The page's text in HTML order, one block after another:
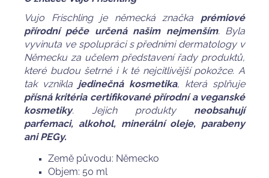
Vujo Frischling je německá značka prémiové
přírodní péče určená našim nejmenším. Byla
vyvinuta ve spolupráci s předními dermatology v
Německu za učelem představení řady produktů,
které budou šetrné i k té nejcitlivější pokožce. A
tak vznikla jedinečná kosmetika, která splňuje
přísná kritéria certifikované přírodní a veganské
kosmetiky. Jejich produkty neobsahují
parfemaci, alkohol, minerální oleje, parabeny
ani PEGy.
Země původu: Německo
Objem: 50 ml